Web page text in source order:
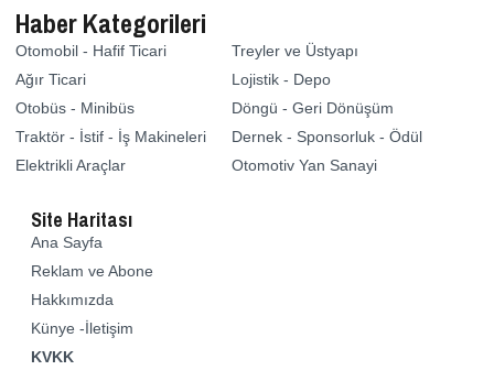
Haber Kategorileri
Otomobil - Hafif Ticari
Ağır Ticari
Otobüs - Minibüs
Traktör - İstif - İş Makineleri
Elektrikli Araçlar
Treyler ve Üstyapı
Lojistik - Depo
Döngü - Geri Dönüşüm
Dernek - Sponsorluk - Ödül
Otomotiv Yan Sanayi
Site Haritası
Ana Sayfa
Reklam ve Abone
Hakkımızda
Künye -İletişim
KVKK